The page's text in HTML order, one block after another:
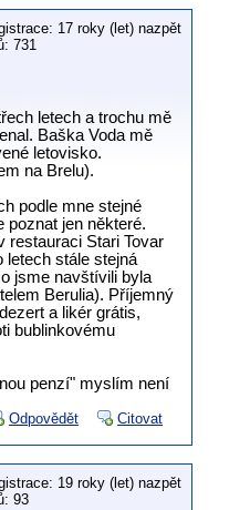
17 roky (let) nazpět
731
letech a trochu mě
Baška Voda mě
letovisko.
na Brelu).
podle mne stejné
poznat jen některé.
restauraci Stari Tovar
letech stále stejná
jsme navštívili byla
Berulia). Příjemný
a likér grátis,
bublinkovému
penzí" myslím není
Odpovědět Citovat
19 roky (let) nazpět
93